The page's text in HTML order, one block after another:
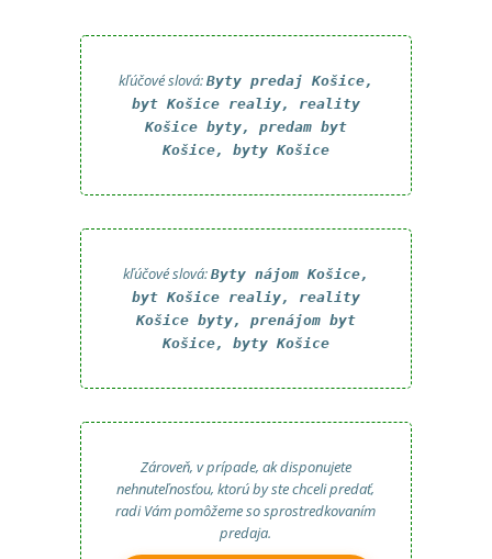
kľúčové slová: Byty predaj Košice,
byt Košice realiy, reality
Košice byty, predam byt
Košice, byty Košice
kľúčové slová: Byty nájom Košice,
byt Košice realiy, reality
Košice byty, prenájom byt
Košice, byty Košice
Zároveň, v prípade, ak disponujete
nehnuteľnosťou, ktorú by ste chceli predať,
radi Vám pomôžeme so sprostredkovaním
predaja.